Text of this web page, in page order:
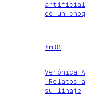
artificial
de un
Jun 01
Verónica
“Relatos
su linaje